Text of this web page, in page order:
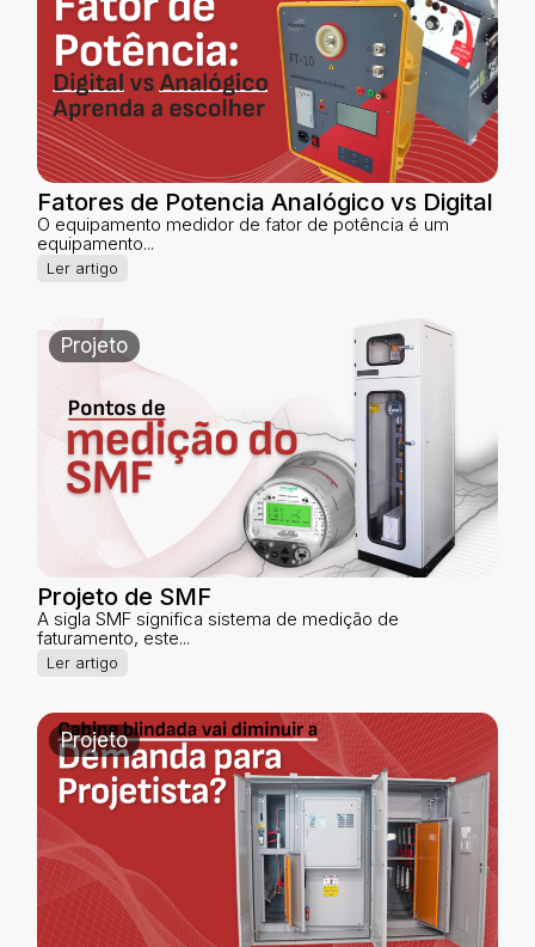
Fatores de Potencia Analógico vs Digital
O equipamento medidor de fator de potência é um
equipamento...
Ler artigo
Projeto
Projeto de SMF
A sigla SMF significa sistema de medição de
faturamento, este...
Ler artigo
Projeto